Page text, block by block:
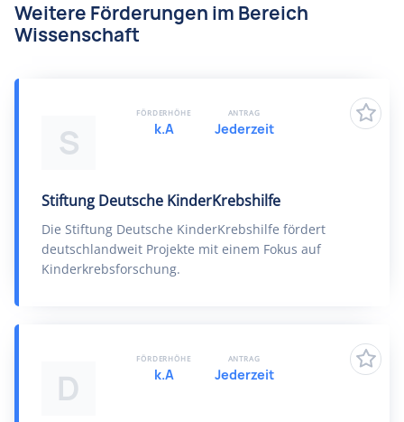
Weitere Förderungen im Bereich
Wissenschaft
S
Stiftung Deutsche KinderKrebshilfe
Die Stiftung Deutsche KinderKrebshilfe fördert
deutschlandweit Projekte mit einem Fokus auf
Kinderkrebsforschung.
FÖRDERHÖHE
k.A
ANTRAG
Jederzeit
D
FÖRDERHÖHE
k.A
ANTRAG
Jederzeit